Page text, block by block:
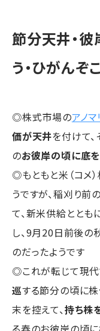
節分天井・彼
う・ひがんぞこ
◎株式市場のアノマ
価が天井を付けて
のお彼岸の頃に底
◎もともと米（コメ
うですが、稲刈り
て、新米供給とと
し、9月20日前後の
のだったようです
◎これが転じて現代
巡する節分の頃に
末を控えて、持ち株